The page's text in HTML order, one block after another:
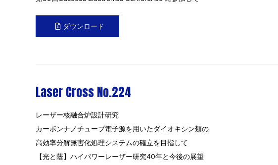
ダウンロード
Laser Cross No.224
レーザー核融合炉設計研究
カーボンナノチューブ電子源を用いたダイオキシン類の
高効率分解無害化処理システムの確立を目指して
【光と蔭】ハイパワーレーザー研究40年と今後の展望